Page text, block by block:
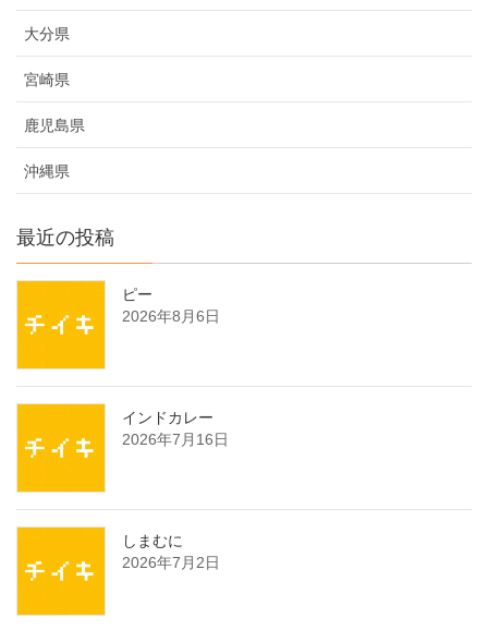
大分県
宮崎県
鹿児島県
沖縄県
最近の投稿
ピー
2026年8月6日
インドカレー
2026年7月16日
しまむに
2026年7月2日